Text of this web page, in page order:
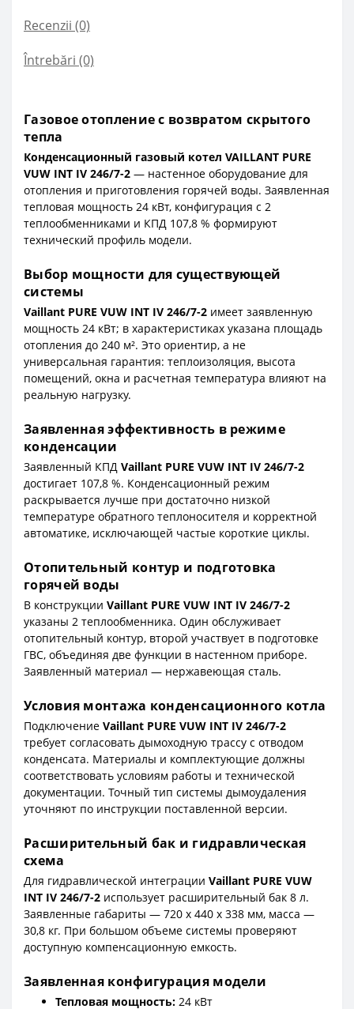
Recenzii (0)
Întrebări (0)
Газовое отопление с возвратом скрытого
тепла
Конденсационный газовый котел VAILLANT PURE
VUW INT IV 246/7-2 — настенное оборудование для
отопления и приготовления горячей воды. Заявленная
тепловая мощность 24 кВт, конфигурация с 2
теплообменниками и КПД 107,8 % формируют
технический профиль модели.
Выбор мощности для существующей
системы
Vaillant PURE VUW INT IV 246/7-2 имеет заявленную
мощность 24 кВт; в характеристиках указана площадь
отопления до 240 м². Это ориентир, а не
универсальная гарантия: теплоизоляция, высота
помещений, окна и расчетная температура влияют на
реальную нагрузку.
Заявленная эффективность в режиме
конденсации
Заявленный КПД Vaillant PURE VUW INT IV 246/7-2
достигает 107,8 %. Конденсационный режим
раскрывается лучше при достаточно низкой
температуре обратного теплоносителя и корректной
автоматике, исключающей частые короткие циклы.
Отопительный контур и подготовка
горячей воды
В конструкции Vaillant PURE VUW INT IV 246/7-2
указаны 2 теплообменника. Один обслуживает
отопительный контур, второй участвует в подготовке
ГВС, объединяя две функции в настенном приборе.
Заявленный материал — нержавеющая сталь.
Условия монтажа конденсационного котла
Подключение Vaillant PURE VUW INT IV 246/7-2
требует согласовать дымоходную трассу с отводом
конденсата. Материалы и комплектующие должны
соответствовать условиям работы и технической
документации. Точный тип системы дымоудаления
уточняют по инструкции поставленной версии.
Расширительный бак и гидравлическая
схема
Для гидравлической интеграции Vaillant PURE VUW
INT IV 246/7-2 использует расширительный бак 8 л.
Заявленные габариты — 720 x 440 x 338 мм, масса —
30,8 кг. При большом объеме системы проверяют
доступную компенсационную емкость.
Заявленная конфигурация модели
Тепловая мощность: 24 кВт